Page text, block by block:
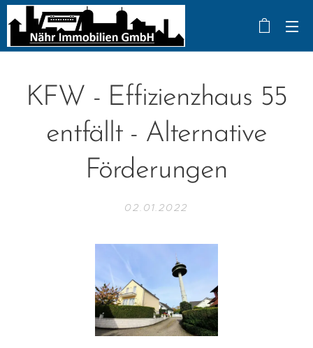
KFW - Effizienzhaus 55
entfällt - Alternative
Förderungen
02.01.2022